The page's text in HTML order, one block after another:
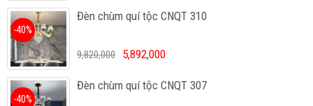
Đèn chùm quí tộc CNQT 310
-40%
9,820,000 5,892,000
Đèn chùm quí tộc CNQT 307
-40%